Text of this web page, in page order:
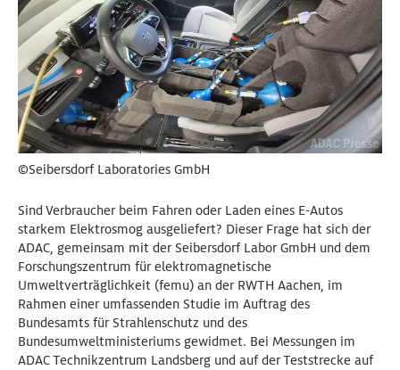
©Seibersdorf Laboratories GmbH
Sind Verbraucher beim Fahren oder Laden eines E-Autos
starkem Elektrosmog ausgeliefert? Dieser Frage hat sich der
ADAC, gemeinsam mit der Seibersdorf Labor GmbH und dem
Forschungszentrum für elektromagnetische
Umweltverträglichkeit (femu) an der RWTH Aachen, im
Rahmen einer umfassenden Studie im Auftrag des
Bundesamts für Strahlenschutz und des
Bundesumweltministeriums gewidmet. Bei Messungen im
ADAC Technikzentrum Landsberg und auf der Teststrecke auf